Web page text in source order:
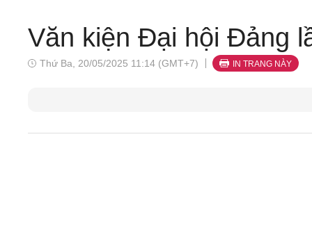
Văn kiện Đại hội Đảng
Thứ Ba, 20/05/2025 11:14 (GMT+7) IN TRANG NÀY